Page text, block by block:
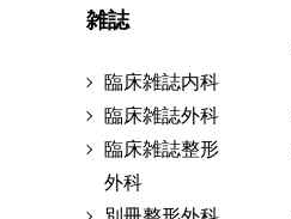
雑誌
臨床雑誌内科
臨床雑誌外科
臨床雑誌整形
外科